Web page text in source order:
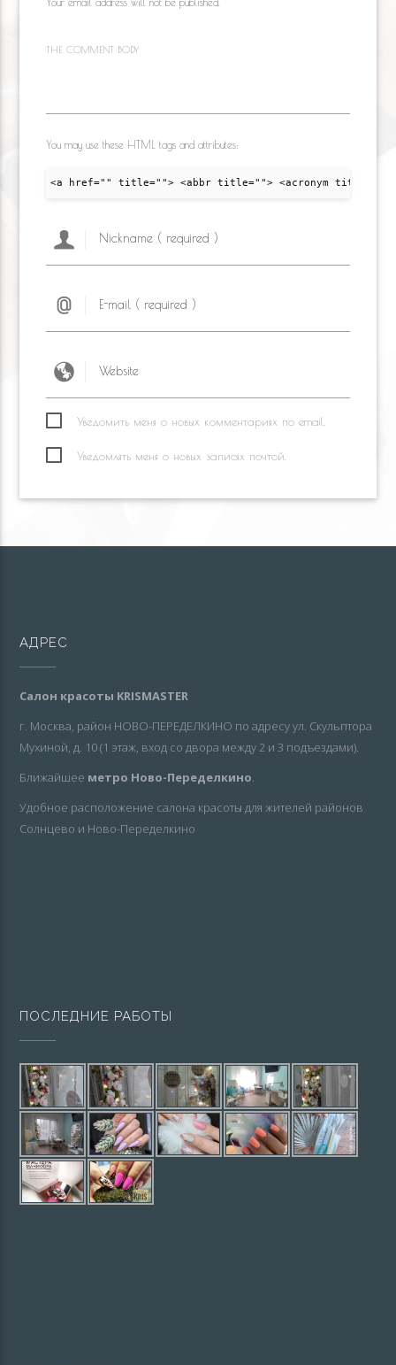
THE COMMENT BODY
You may use these HTML tags and attributes:
<a href="" title=""> <abbr title=""> <acronym title="">
Уведомить меня о новых комментариях по email.
Уведомлять меня о новых записях почтой.
АДРЕС
Салон красоты KRISMASTER
г. Москва, район НОВО-ПЕРЕДЕЛКИНО по адресу ул. Скульптора
Мухиной, д. 10 (1 этаж, вход со двора между 2 и 3 подъездами).
Ближайшее метро Ново-Переделкино.
Удобное расположение салона красоты для жителей районов
Солнцево и Ново-Переделкино
ПОСЛЕДНИЕ РАБОТЫ